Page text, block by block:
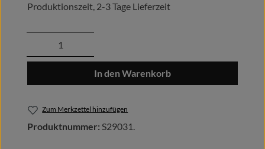
Produktionszeit, 2-3 Tage Lieferzeit
Produkt Anzahl: Gib den gewünschten
In den Warenkorb
Zum Merkzettel hinzufügen
Produktnummer: S29031.